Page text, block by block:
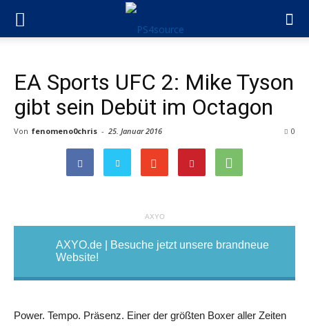
EA Sports UFC 2: Mike Tyson
gibt sein Debüt im Octagon
Von fenomeno0chris - 25. Januar 2016 0
AXYO
AXYO.de | Besuche jetzt unsere brandneue
Website!
Power. Tempo. Präsenz. Einer der größten Boxer aller Zeiten